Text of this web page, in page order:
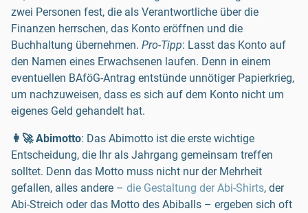
zwei Personen fest, die als Verantwortliche über die
Finanzen herrschen, das Konto eröffnen und die
Buchhaltung übernehmen. Pro-Tipp: Lasst das Konto auf
den Namen eines Erwachsenen laufen. Denn in einem
eventuellen BAföG-Antrag entstünde unnötiger Papierkrieg,
um nachzuweisen, dass es sich auf dem Konto nicht um
eigenes Geld gehandelt hat.
👩‍🚀 Abimotto: Das Abimotto ist die erste wichtige
Entscheidung, die Ihr als Jahrgang gemeinsam treffen
solltet. Denn das Motto muss nicht nur der Mehrheit
gefallen, alles andere – die Gestaltung der Abi-Shirts, der
Abi-Streich oder das Motto des Abiballs – ergeben sich oft